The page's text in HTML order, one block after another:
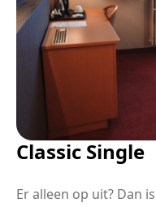
Classic Single
Er alleen op uit? Dan